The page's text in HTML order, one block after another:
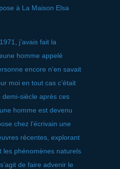
à La Maison Elsa
j’avais fait la
homme appelé
encore n’en savait
moi en tout cas c’était
siècle après ces
homme est devenu
chez l’écrivain une
récentes, explorant
les phénomènes naturels
de faire advenir le